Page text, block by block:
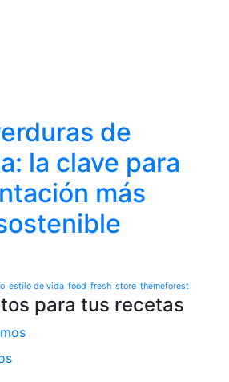
de
la clave para
más
estilo de vida food fresh store themeforest
para tus recetas